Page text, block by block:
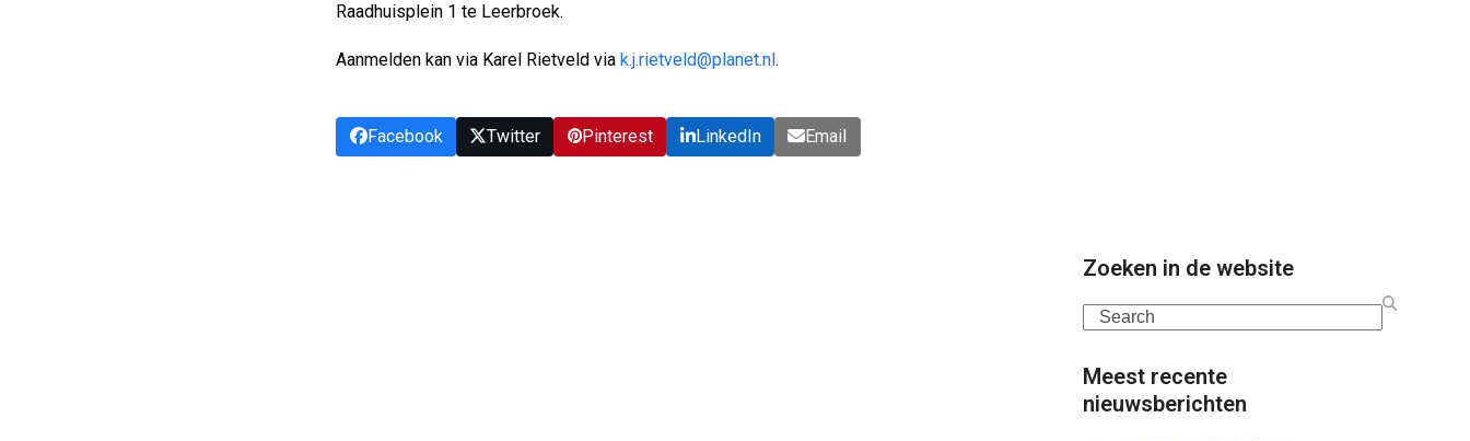
Raadhuisplein 1 te Leerbroek.
Aanmelden kan via Karel Rietveld viak.j.rietveld@planet.nl.
Facebook Twitter Pinterest LinkedIn Email
Zoeken in de website
Search
Meest recente
nieuwsberichten